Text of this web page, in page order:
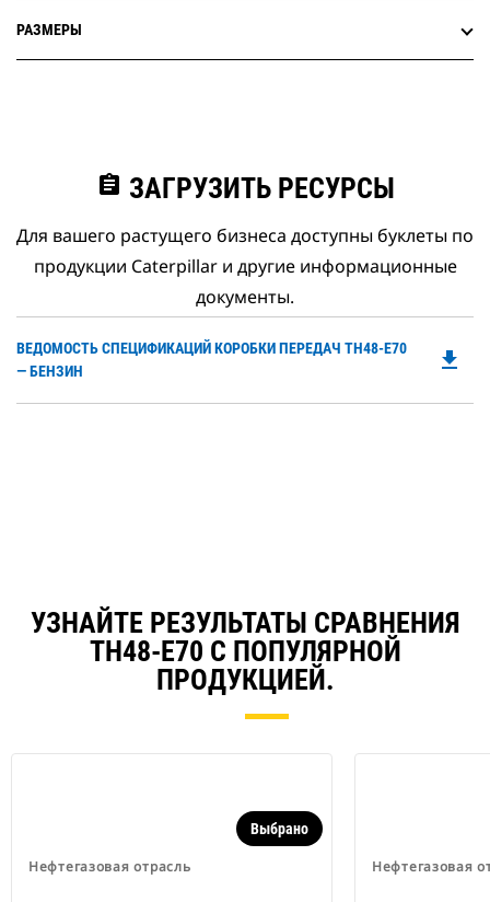
РАЗМЕРЫ
assignment ЗАГРУЗИТЬ РЕСУРСЫ
Для вашего растущего бизнеса доступны буклеты по
продукции Caterpillar и другие информационные
документы.
ВЕДОМОСТЬ СПЕЦИФИКАЦИЙ КОРОБКИ ПЕРЕДАЧ TH48-E70
― БЕНЗИН
file_download
УЗНАЙТЕ РЕЗУЛЬТАТЫ СРАВНЕНИЯ
TH48-E70 С ПОПУЛЯРНОЙ
ПРОДУКЦИЕЙ.
Нефтегазовая отрасль
Выбрано
Нефтегазовая